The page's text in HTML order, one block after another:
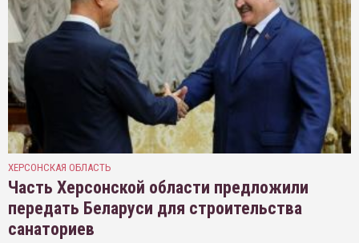
ХЕРСОНСКАЯ ОБЛАСТЬ
Часть Херсонской области предложили
передать Беларуси для строительства
санаториев